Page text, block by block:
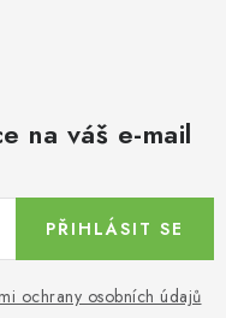
na váš e-mail
ochrany osobních údajů
PŘIHLÁSIT SE